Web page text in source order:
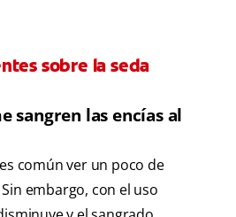
sobre la seda
sangren las encías al
común ver un poco de
embargo, con el uso